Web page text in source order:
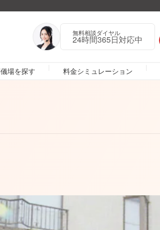
無料相談ダイヤル
24時間365日対応中
場を探す 料金シミュレーション